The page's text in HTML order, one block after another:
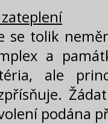
se tolik
a
ale
podána